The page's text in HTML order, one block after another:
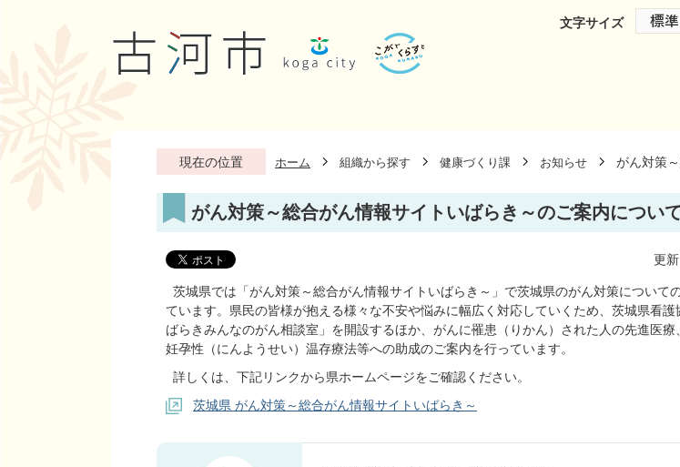
文字サイズ
現在の位置 ホーム 組織から探す 健康づくり課 お知らせ がん対策
がん対策～総合がん情報サイトいばらき～のご案内について
更
茨城県では「がん対策～総合がん情報サイトいばらき～」で茨城県のがん対策について
ています。県民の皆様が抱える様々な不安や悩みに幅広く対応していくため、茨城県看
ばらきみんなのがん相談室」を開設するほか、がんに罹患（りかん）された人の先進医
妊孕性（にんようせい）温存療法等への助成のご案内を行っています。
詳しくは、下記リンクから県ホームページをご確認ください。
茨城県 がん対策～総合がん情報サイトいばらき～